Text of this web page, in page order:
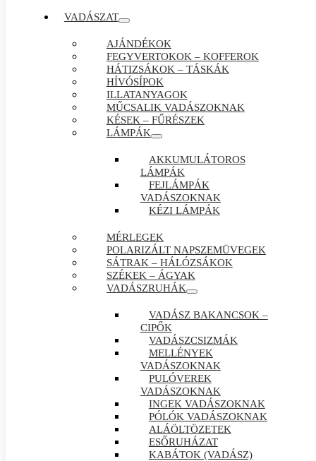
VADÁSZAT
AJÁNDÉKOK
FEGYVERTOKOK – KOFFEROK
HÁTIZSÁKOK – TÁSKÁK
HÍVÓSÍPOK
ILLATANYAGOK
MŰCSALIK VADÁSZOKNAK
KÉSEK – FŰRÉSZEK
LÁMPÁK
AKKUMULÁTOROS
LÁMPÁK
FEJLÁMPÁK
VADÁSZOKNAK
KÉZI LÁMPÁK
MÉRLEGEK
POLARIZÁLT NAPSZEMÜVEGEK
SÁTRAK – HÁLÓZSÁKOK
SZÉKEK – ÁGYAK
VADÁSZRUHÁK
VADÁSZ BAKANCSOK –
CIPŐK
VADÁSZCSIZMÁK
MELLÉNYEK
VADÁSZOKNAK
PULÓVEREK
VADÁSZOKNAK
INGEK VADÁSZOKNAK
PÓLÓK VADÁSZOKNAK
ALÁÖLTÖZETEK
ESŐRUHÁZAT
KABÁTOK (VADÁSZ)